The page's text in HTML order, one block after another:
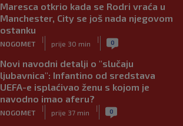
Maresca otkrio kada se Rodri vraća u
Manchester, City se još nada njegovom
ostanku
NOGOMET
|
prije 30 min
| 0
Novi navodni detalji o "slučaju
ljubavnica": Infantino od sredstava
UEFA-e isplaćivao ženu s kojom je
navodno imao aferu?
NOGOMET
|
prije 37 min
| 0